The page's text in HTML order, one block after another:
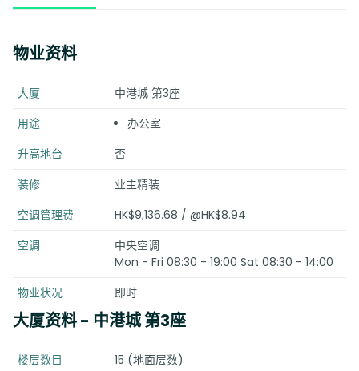
物业资料
大厦
中港城 第3座
用途
办公室
升高地台
否
装修
业主精装
空调管理费
HK$9,136.68 / @HK$8.94
空调
中央空调
Mon - Fri 08:30 - 19:00 Sat 08:30 - 14:00
物业状况
即时
大厦资料- 中港城 第3座
楼层数目
15 (地面层数)